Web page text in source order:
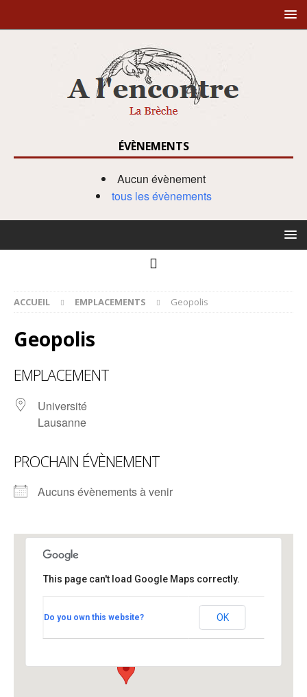
ÉVÈNEMENTS
Aucun évènement
tous les évènements
ACCUEIL EMPLACEMENTS Geopolis
Geopolis
EMPLACEMENT
Université
Lausanne
PROCHAIN ÉVÈNEMENT
Aucuns évènements à venir
Voir Évènements
This page can't load Google Maps correctly.
Do you own this website? OK